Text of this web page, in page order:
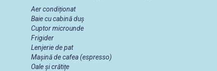
Aer condiționat
Baie cu cabină duș
Cuptor microunde
Frigider
Lenjerie de pat
Mașină de cafea (espresso)
Oale și crătițe